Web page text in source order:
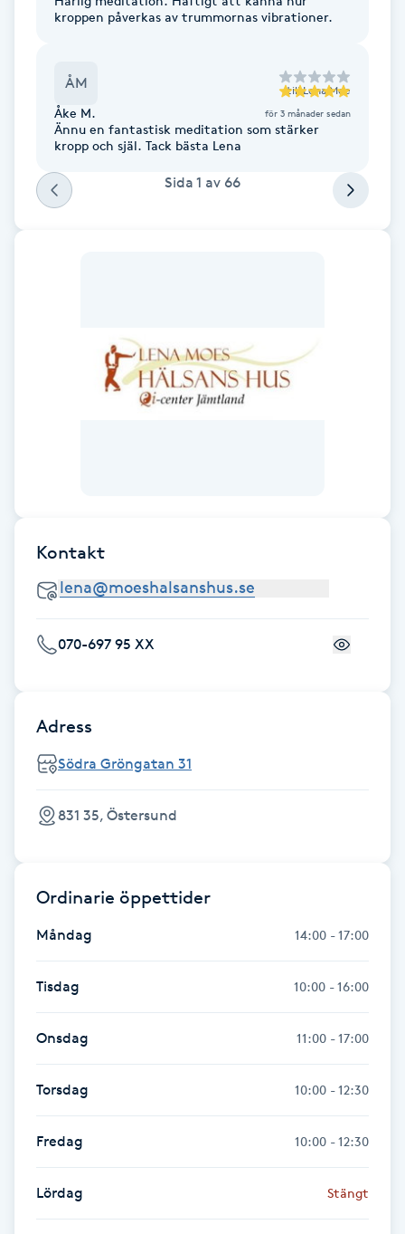
Fotsvamp
Fransar
Fransborttagning
Fransfärgning
Fransförlängning Volym
Frekvensterapi
Funktionsanalys
Färgning
Föning
G
Gel naglar
Gravidmassage
Gravidyoga
Gruppträning
kroppen påverkas av trummornas vibrationer.
ÅM till Lena Moe
Åke M. för 3 månader sedan
Ännu en fantastisk meditation som stärker
kropp och själ. Tack bästa Lena
Sida 1 av 66
Kontakt
070-697 95 XX
Adress
Södra Gröngatan 31
831 35, Östersund
Ordinarie öppettider
Måndag 14:00 - 17:00
Tisdag 10:00 - 16:00
Onsdag 11:00 - 17:00
Torsdag 10:00 - 12:30
Fredag 10:00 - 12:30
Lördag Stängt